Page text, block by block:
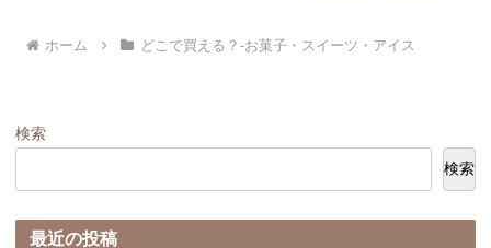
ホーム どこで買える？-お菓子・スイーツ・アイス
検索
検索
最近の投稿